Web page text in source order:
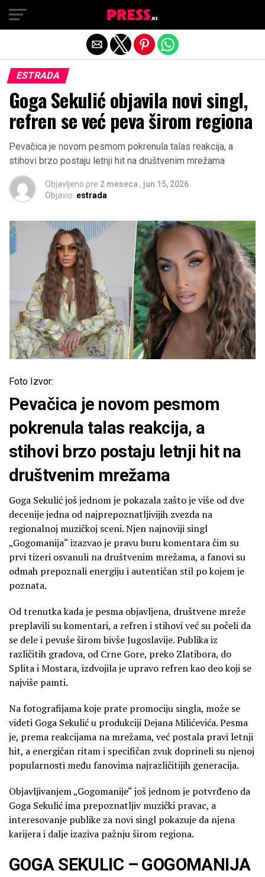
ESTRADA
Goga Sekulić objavila novi singl,
refren se već peva širom regiona
Pevačica je novom pesmom pokrenula talas reakcija, a
stihovi brzo postaju letnji hit na društvenim mrežama
Objavljeno pre 2 meseca , jun 15, 2026
Objavio: estrada
Foto Izvor:
Pevačica je novom pesmom
pokrenula talas reakcija, a
stihovi brzo postaju letnji hit na
društvenim mrežama
Goga Sekulić još jednom je pokazala zašto je više od dve
decenije jedna od najprepoznatljivijih zvezda na
regionalnoj muzičkoj sceni. Njen najnoviji singl
„Gogomanija“ izazvao je pravu buru komentara čim su
prvi tizeri osvanuli na društvenim mrežama, a fanovi su
odmah prepoznali energiju i autentičan stil po kojem je
poznata.
Od trenutka kada je pesma objavljena, društvene mreže
preplavili su komentari, a refren i stihovi već su počeli da
se dele i pevuše širom bivše Jugoslavije. Publika iz
različitih gradova, od Crne Gore, preko Zlatibora, do
Splita i Mostara, izdvojila je upravo refren kao deo koji se
najviše pamti.
Na fotografijama koje prate promociju singla, može se
videti Goga Sekulić u produkciji Dejana Milićevića. Pesma
je, prema reakcijama na mrežama, već postala pravi letnji
hit, a energičan ritam i specifičan zvuk doprineli su njenoj
popularnosti među fanovima najrazličitijih generacija.
Objavljivanjem „Gogomanije“ još jednom je potvrđeno da
Goga Sekulić ima prepoznatljiv muzički pravac, a
interesovanje publike za novi singl pokazuje da njena
karijera i dalje izaziva pažnju širom regiona.
GOGA SEKULIC – GOGOMANIJA
Exit mobile version